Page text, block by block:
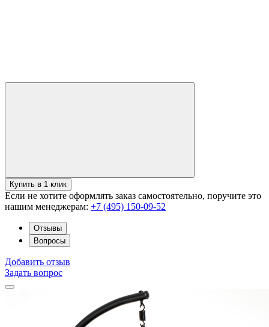
Купить в 1 клик
Если не хотите оформлять заказ самостоятельно, поручите это
нашим менеджерам: +7 (495) 150-09-52
Отзывы
Вопросы
Добавить отзыв
Задать вопрос